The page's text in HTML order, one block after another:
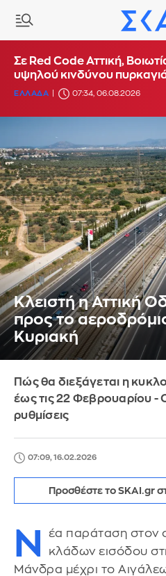
Σε Red Code Αττική,
υψηλού κινδύνου
ΕΛΛΑΔΑ 07:34, 06.08.2026
Κλειστή η Αττική
προς το
Κυριακή
Πώς θα διεξάγεται η
έως τις 22 Φεβρουαρίου -
ρυθμίσεις
07:09, 16.02.2026
Προσθέστε το SKAI.gr
Ν
έα παράταση στον
κλάδων εισόδου
Μάνδρα μέχρι το